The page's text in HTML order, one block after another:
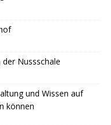
Nussschale
und Wissen auf
können